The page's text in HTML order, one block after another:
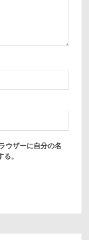
ウザーに自分の名
。